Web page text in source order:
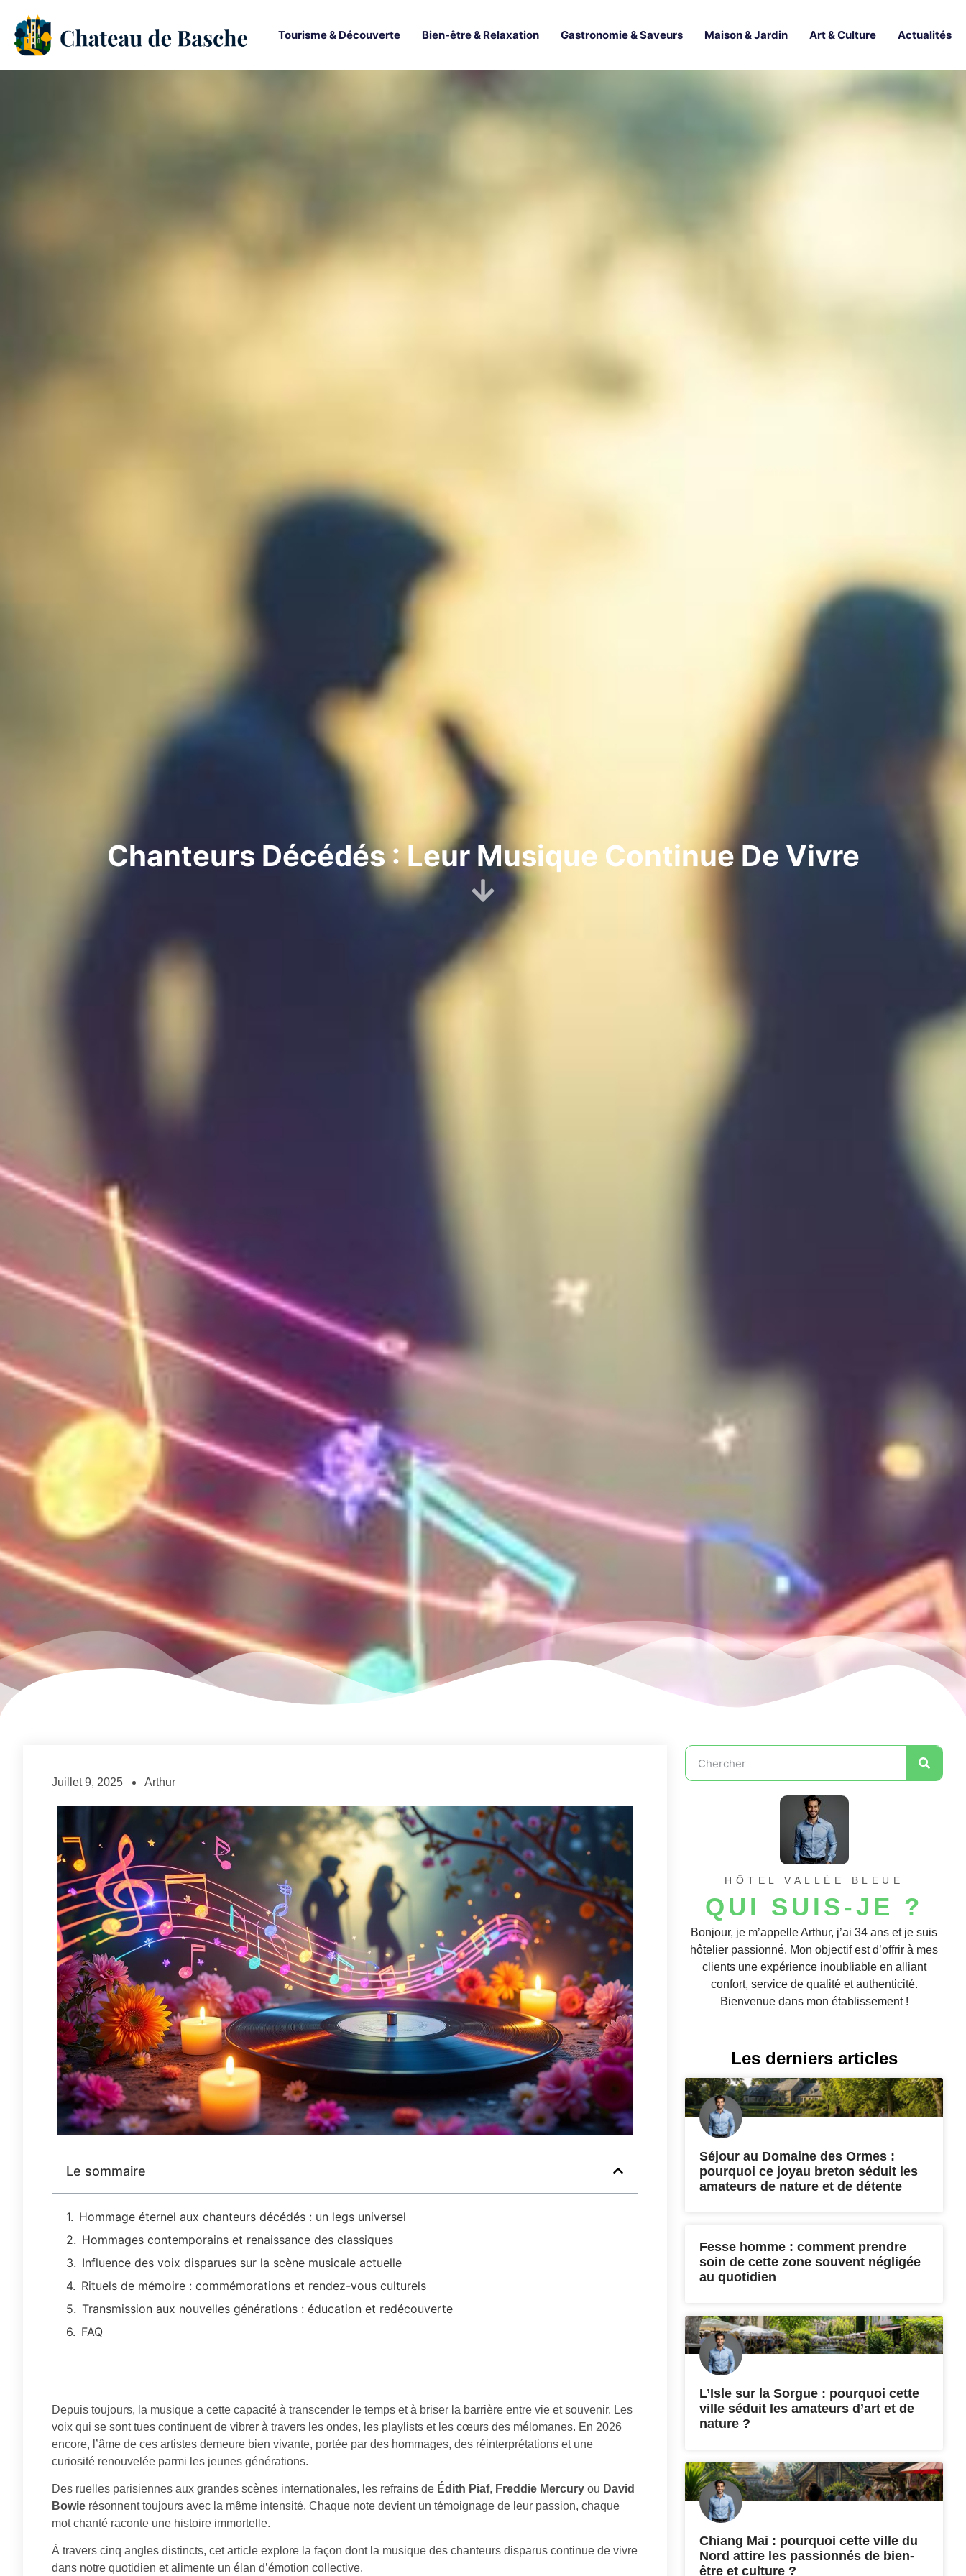
Tourisme & Découverte Bien-être & Relaxation Gastronomie & Saveurs Maison & Jardin Art & Culture Actualités
Chanteurs Décédés : Leur Musique Continue De Vivre
Juillet 9, 2025 Arthur
Le sommaire
Hommage éternel aux chanteurs décédés : un legs universel
Hommages contemporains et renaissance des classiques
Influence des voix disparues sur la scène musicale actuelle
Rituels de mémoire : commémorations et rendez-vous culturels
Transmission aux nouvelles générations : éducation et redécouverte
FAQ
Depuis toujours, la musique a cette capacité à transcender le temps et à briser la barrière entre vie et souvenir. Les
voix qui se sont tues continuent de vibrer à travers les ondes, les playlists et les cœurs des mélomanes. En 2026
encore, l’âme de ces artistes demeure bien vivante, portée par des hommages, des réinterprétations et une
curiosité renouvelée parmi les jeunes générations.
Des ruelles parisiennes aux grandes scènes internationales, les refrains de Édith Piaf, Freddie Mercury ou David
Bowie résonnent toujours avec la même intensité. Chaque note devient un témoignage de leur passion, chaque
mot chanté raconte une histoire immortelle.
À travers cinq angles distincts, cet article explore la façon dont la musique des chanteurs disparus continue de vivre
dans notre quotidien et alimente un élan d’émotion collective.
HÔTEL VALLÉE BLEUE
QUI SUIS-JE ?
Bonjour, je m’appelle Arthur, j’ai 34 ans et je suis
hôtelier passionné. Mon objectif est d’offrir à mes
clients une expérience inoubliable en alliant
confort, service de qualité et authenticité.
Bienvenue dans mon établissement !
Les derniers articles
Séjour au Domaine des Ormes :
pourquoi ce joyau breton séduit les
amateurs de nature et de détente
Fesse homme : comment prendre
soin de cette zone souvent négligée
au quotidien
L’Isle sur la Sorgue : pourquoi cette
ville séduit les amateurs d’art et de
nature ?
Chiang Mai : pourquoi cette ville du
Nord attire les passionnés de bien-
être et culture ?